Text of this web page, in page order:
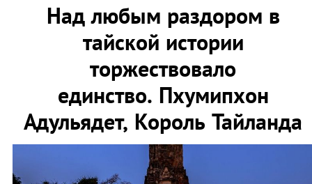
Над любым раздором в
тайской истории
торжествовало
единство. Пхумипхон
Адульядет, Король Тайланда